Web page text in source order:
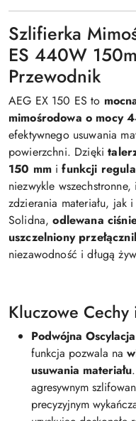
Szlifierka
ES 440W
Przewodnik
AEG EX 150 ES to
mimośrodowa o mocy
efektywnego usuwania
powierzchni. Dzięki
150 mmifunkcji
niezwykle
zdzierania materiału, jak
Solidna,odlewana
uszczelniony
niezawodność i długą
Kluczowe Cechy
Podwójna
funkcja pozwala na
usuwania materiału
agresywnym
precyzyjnym